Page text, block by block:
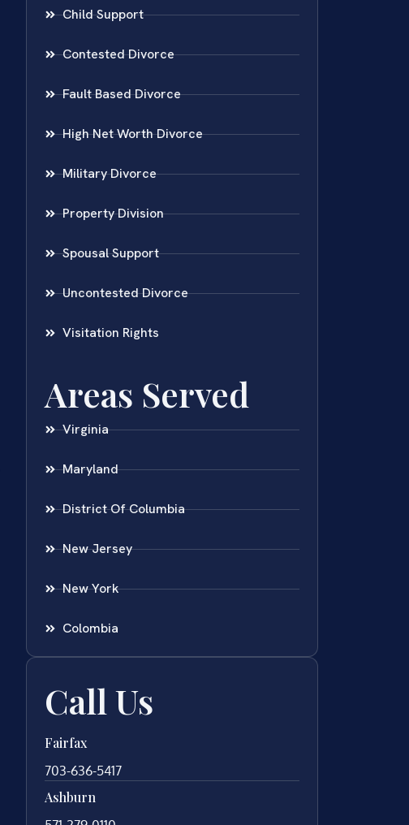
Child Support
Contested Divorce
Fault Based Divorce
High Net Worth Divorce
Military Divorce
Property Division
Spousal Support
Uncontested Divorce
Visitation Rights
Areas Served
Virginia
Maryland
District Of Columbia
New Jersey
New York
Colombia
Call Us
Fairfax
703-636-5417
Ashburn